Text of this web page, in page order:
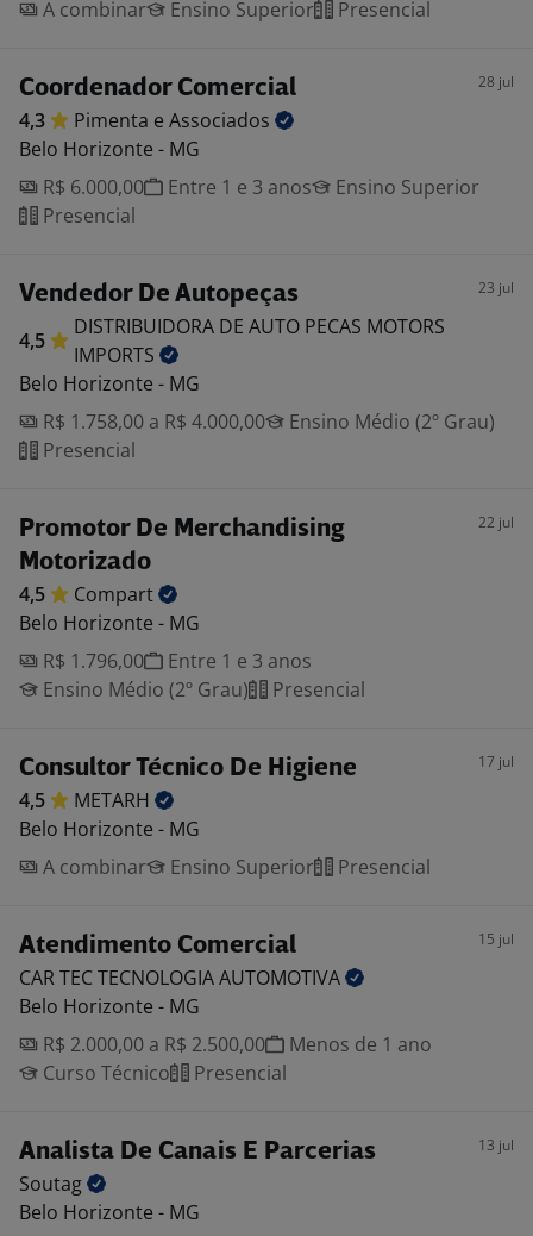
A combinar
Ensino Superior Presencial
Coordenador Comercial 28 jul
4,3 Pimenta e Associados
Belo Horizonte - MG
R$ 6.000,00
Entre 1 e 3 anos
Ensino Superior
Presencial
Vendedor De Autopeças 23 jul
4,5
DISTRIBUIDORA DE AUTO PECAS MOTORS
IMPORTS
Belo Horizonte - MG
R$ 1.758,00 a R$ 4.000,00
Ensino Médio (2º Grau)
Presencial
Promotor De Merchandising
Motorizado
22 jul
4,5
Compart
Belo Horizonte - MG
R$ 1.796,00
Entre 1 e 3 anos
Ensino Médio (2º Grau)
Presencial
Consultor Técnico De Higiene 17 jul
4,5
METARH
Belo Horizonte - MG
A combinar
Ensino Superior Presencial
Atendimento Comercial 15 jul
CAR TEC TECNOLOGIAAUTOMOTIVA
Belo Horizonte - MG
R$ 2.000,00 a R$ 2.500,00
Menos de 1 ano
Curso Técnico
Presencial
Analista De Canais E Parcerias 13 jul
Soutag
Belo Horizonte - MG